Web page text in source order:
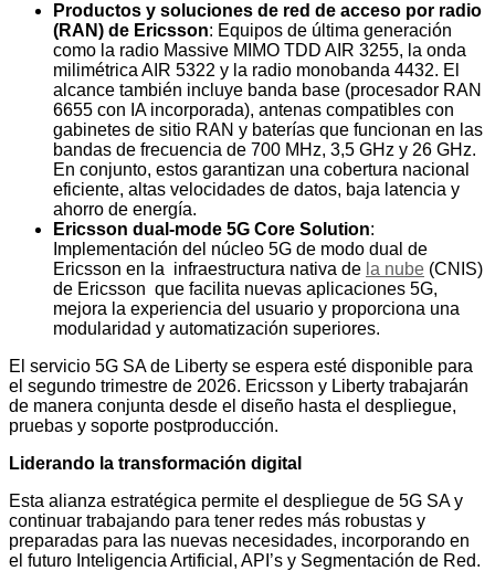
Productos y soluciones de red de acceso por radio
(RAN) de Ericsson: Equipos de última generación
como la radio Massive MIMO TDD AIR 3255, la onda
milimétrica AIR 5322 y la radio monobanda 4432. El
alcance también incluye banda base (procesador RAN
6655 con IA incorporada), antenas compatibles con
gabinetes de sitio RAN y baterías que funcionan en las
bandas de frecuencia de 700 MHz, 3,5 GHz y 26 GHz.
En conjunto, estos garantizan una cobertura nacional
eficiente, altas velocidades de datos, baja latencia y
ahorro de energía.
Ericsson dual-mode 5G Core Solution:
Implementación del núcleo 5G de modo dual de
Ericsson en la infraestructura nativa de la nube (CNIS)
de Ericsson que facilita nuevas aplicaciones 5G,
mejora la experiencia del usuario y proporciona una
modularidad y automatización superiores.
El servicio 5G SA de Liberty se espera esté disponible para
el segundo trimestre de 2026. Ericsson y Liberty trabajarán
de manera conjunta desde el diseño hasta el despliegue,
pruebas y soporte postproducción.
Liderando la transformación digital
Esta alianza estratégica permite el despliegue de 5G SA y
continuar trabajando para tener redes más robustas y
preparadas para las nuevas necesidades, incorporando en
el futuro Inteligencia Artificial, API’s y Segmentación de Red.